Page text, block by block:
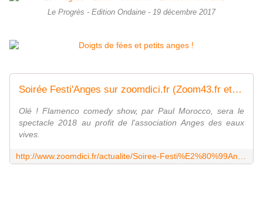
Le Progrès - Edition Ondaine - 19 décembre 2017
Soirée Festi'Anges sur zoomdici.fr (Zoom43.fr et Zoom42.fr)
Olé ! Flamenco comedy show, par Paul Morocco, sera le
spectacle 2018 au profit de l'association Anges des eaux
vives.